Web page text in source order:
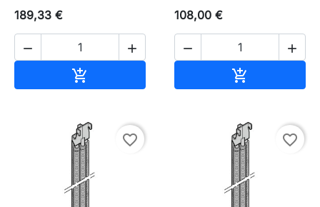
189,33 €
 

108,00 €
 

favorite_border favorite_border